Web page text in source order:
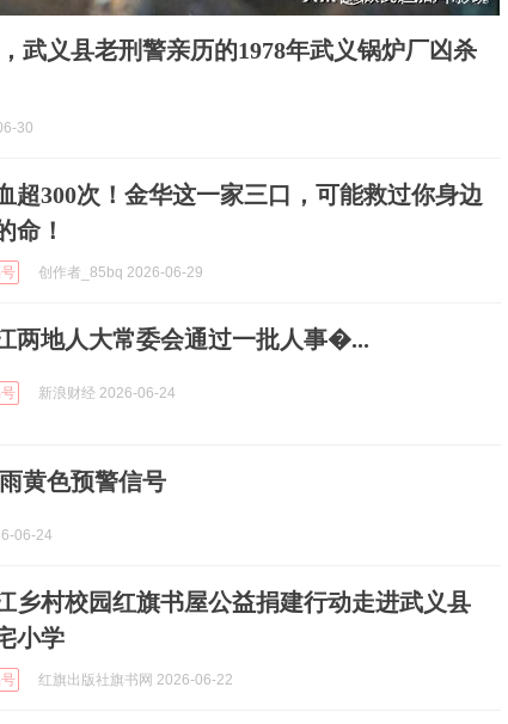
武义县老刑警亲历的1978年武义锅炉厂凶杀
30
超300次！金华这一家三口，可能救过你身边
命！
创作者_85bq 2026-06-29
两地人大常委会通过一批人事�...
新浪财经 2026-06-24
黄色预警信号
06-24
乡村校园红旗书屋公益捐建行动走进武义县
小学
红旗出版社旗书网 2026-06-22